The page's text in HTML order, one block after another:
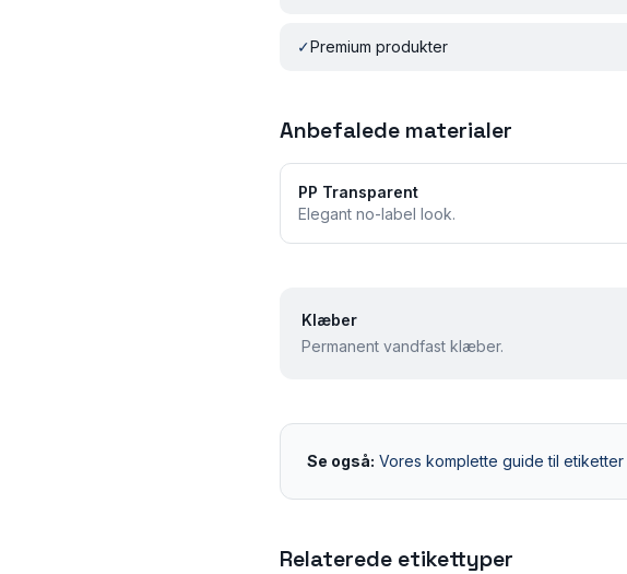
✓Premium produkter
Anbefalede materialer
PP Transparent
Elegant no-label look.
Klæber
Permanent vandfast klæber.
Se også: Vores komplette guide til etiketter
Relaterede etikettyper